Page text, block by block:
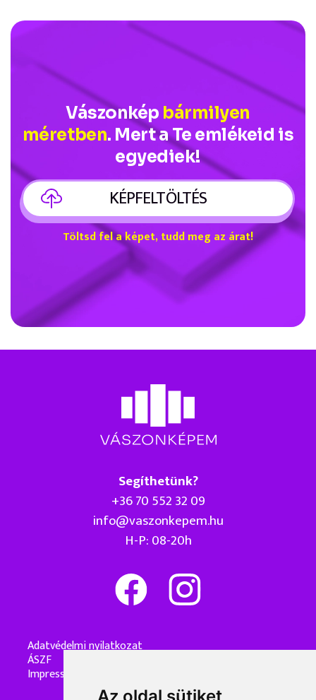
Vászonkép bármilyen
méretben. Mert a Te emlékeid is
egyediek!
KÉPFELTÖLTÉS
Töltsd fel a képet, tudd meg az árat!
Segíthetünk?
+36 70 552 32 09
info@vaszonkepem.hu
H-P: 08-20h
Adatvédelmi nyilatkozat
ÁSZF
Impresszum